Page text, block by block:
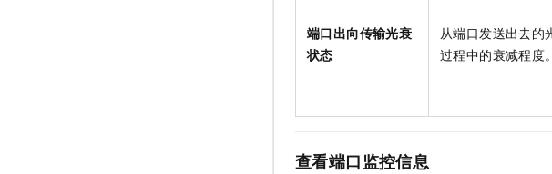
端口出向传输光衰
状态
从端口发送出去的
过程中的衰减程度
查看端口监控信息